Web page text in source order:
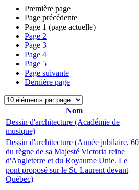
Première page
Page précédente
Page 1 (page actuelle)
Page 2
Page 3
Page 4
Page 5
Page suivante
Dernière page
Nom
Dessin d'architecture (Académie de
musique)
Dessin d'architecture (Année jubilaire,
du règne de sa Majesté Victoria reine
d'Angleterre et du Royaume Unie. Le
pont proposé sur le St. Laurent devant
Québec)